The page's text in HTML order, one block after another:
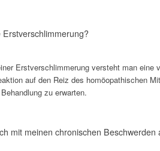
Erstverschlimmerung?
Erstverschlimmerung versteht man
auf den Reiz des homöopathischen
zu erwarten.
mit meinen chronischen Beschwerden